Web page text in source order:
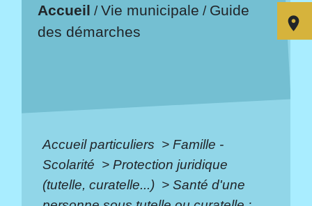
Accueil /Vie municipale / Guide
des démarches
Accueil particuliers > Famille -
Scolarité > Protection juridique
(tutelle, curatelle...) > Santé d'une
room